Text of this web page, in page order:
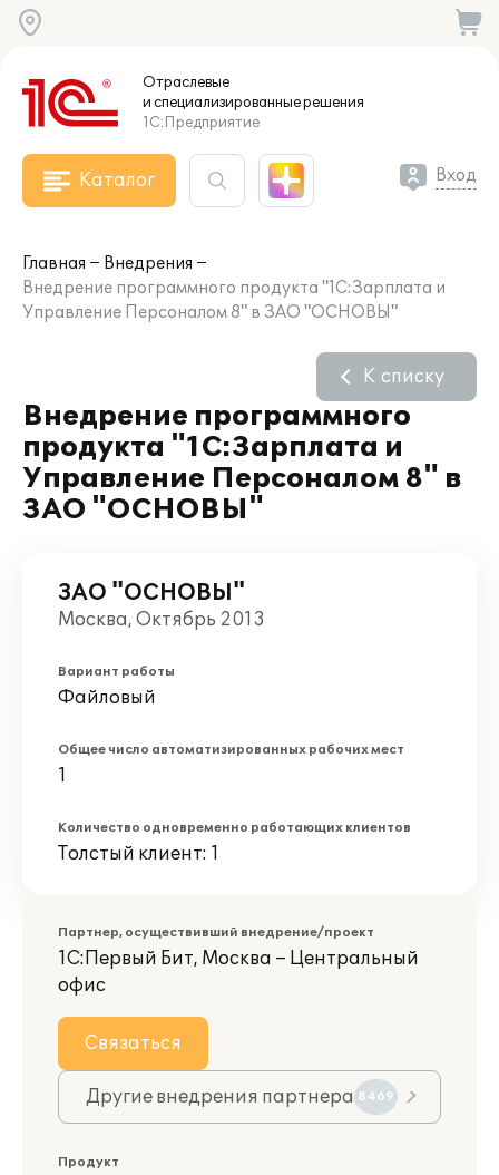
Отраслевые
и специализированныерешения
1С:Предприятие
Каталог Вход
Главная
Внедрения
Внедрение программного продукта "1С:Зарплата и
Управление Персоналом 8" в ЗАО "ОСНОВЫ"
Внедрение программного
продукта "1С:Зарплата и
Управление Персоналом 8" в
ЗАО "ОСНОВЫ"
К списку
ЗАО "ОСНОВЫ"
Москва, Октябрь 2013
Вариант работы
Файловый
Общее число автоматизированных рабочих мест
1
Количество одновременно работающих клиентов
Толстый клиент: 1
Партнер, осуществивший внедрение/проект
1С:Первый Бит, Москва – Центральный
офис
Связаться
Другие внедрения партнера 8469
Продукт